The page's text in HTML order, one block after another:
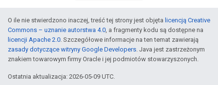
O ile nie stwierdzono inaczej, treść tej strony jest objęta licencją Creative
Commons – uznanie autorstwa 4.0, a fragmenty kodu są dostępne na
licencji Apache 2.0. Szczegółowe informacje na ten temat zawierają
zasady dotyczące witryny Google Developers. Java jest zastrzeżonym
znakiem towarowym firmy Oracle i jej podmiotów stowarzyszonych.
Ostatnia aktualizacja: 2026-05-09 UTC.